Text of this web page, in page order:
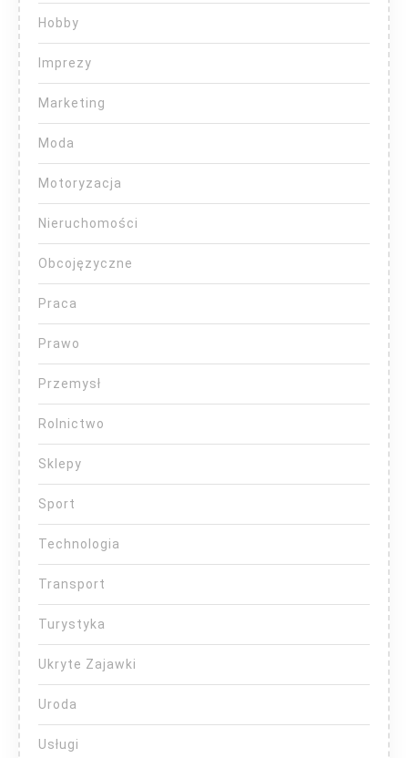
Hobby
Imprezy
Marketing
Moda
Motoryzacja
Nieruchomości
Obcojęzyczne
Praca
Prawo
Przemysł
Rolnictwo
Sklepy
Sport
Technologia
Transport
Turystyka
Ukryte Zajawki
Uroda
Usługi